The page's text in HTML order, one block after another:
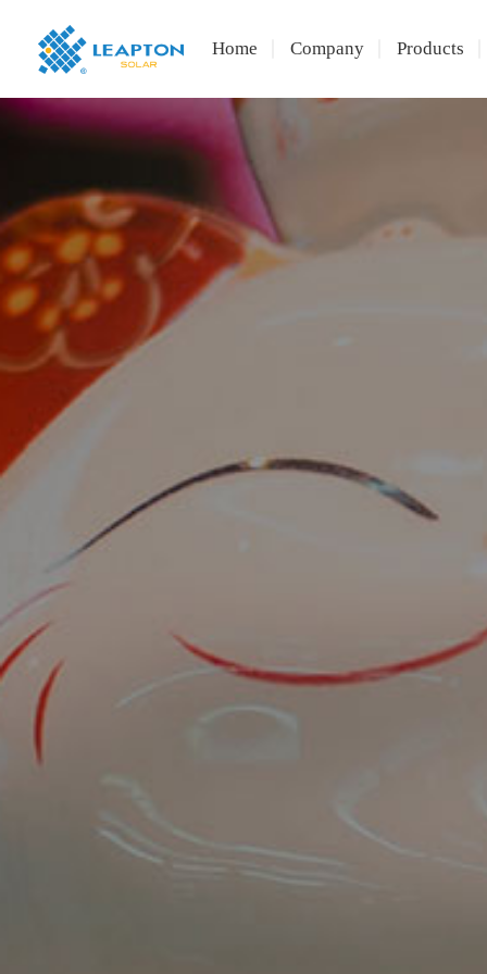
Home Company Products